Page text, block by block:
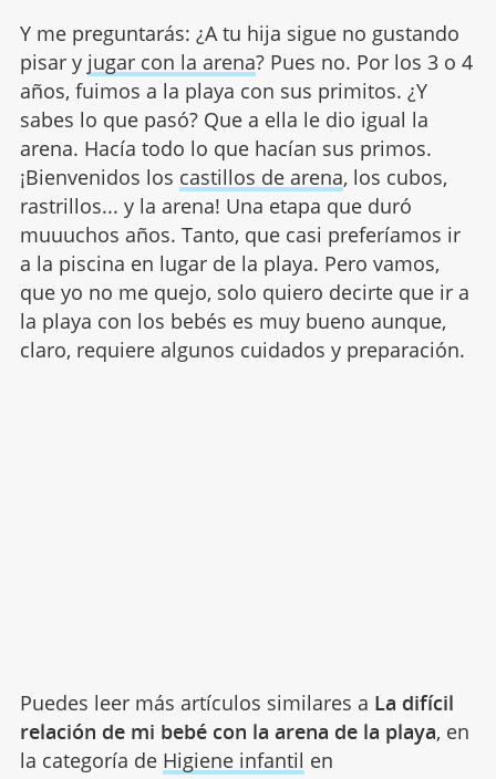
Y me preguntarás: ¿A tu hija sigue no gustando
pisar y jugar con la arena? Pues no. Por los 3 o 4
años, fuimos a la playa con sus primitos. ¿Y
sabes lo que pasó? Que a ella le dio igual la
arena. Hacía todo lo que hacían sus primos.
¡Bienvenidos los castillos de arena, los cubos,
rastrillos... y la arena! Una etapa que duró
muuuchos años. Tanto, que casi preferíamos ir
a la piscina en lugar de la playa. Pero vamos,
que yo no me quejo, solo quiero decirte que ir a
la playa con los bebés es muy bueno aunque,
claro, requiere algunos cuidados y preparación.
Puedes leer más artículos similares a La difícil
relación de mi bebé con la arena de la playa, en
la categoría de Higiene infantil en